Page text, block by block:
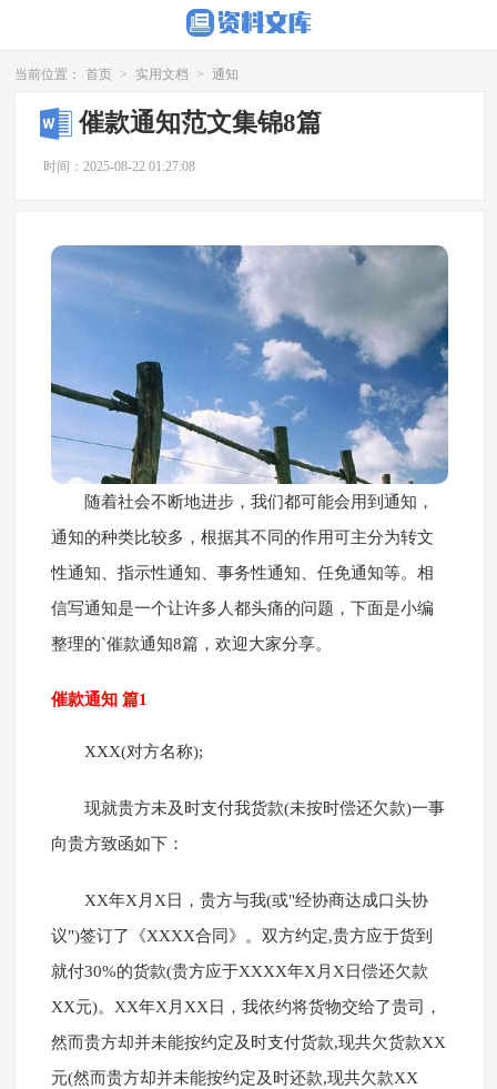
当前位置： 首页 > 实用文档 > 通知
催款通知范文集锦8篇
时间：2025-08-22 01:27:08
随着社会不断地进步，我们都可能会用到通知，
通知的种类比较多，根据其不同的作用可主分为转文
性通知、指示性通知、事务性通知、任免通知等。相
信写通知是一个让许多人都头痛的问题，下面是小编
整理的`催款通知8篇，欢迎大家分享。
催款通知 篇1
XXX(对方名称);
现就贵方未及时支付我货款(未按时偿还欠款)一事
向贵方致函如下：
XX年X月X日，贵方与我(或"经协商达成口头协
议")签订了《XXXX合同》。双方约定,贵方应于货到
就付30%的货款(贵方应于XXXX年X月X日偿还欠款
XX元)。XX年X月XX日，我依约将货物交给了贵司，
然而贵方却并未能按约定及时支付货款,现共欠货款XX
元(然而贵方却并未能按约定及时还款,现共欠款XX